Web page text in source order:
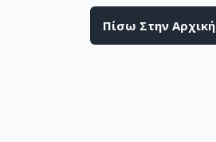
Πίσω Στην Αρχική